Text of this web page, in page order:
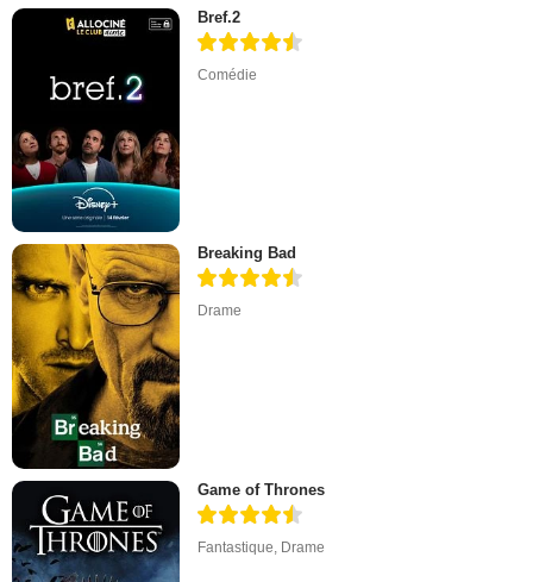
Bref.2
Comédie
Breaking Bad
Drame
Game of Thrones
Fantastique Drame